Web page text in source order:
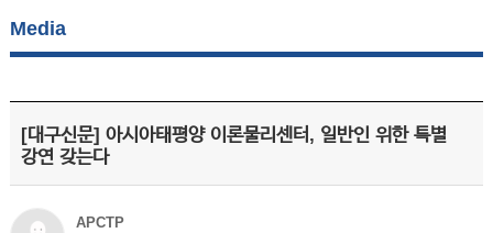
Media
[대구신문] 아시아태평양 이론물리센터, 일반인 위한 특별
강연 갖는다
APCTP